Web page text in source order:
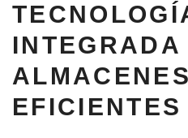
INTEGRADA
ALMACENES
EFICIENTES